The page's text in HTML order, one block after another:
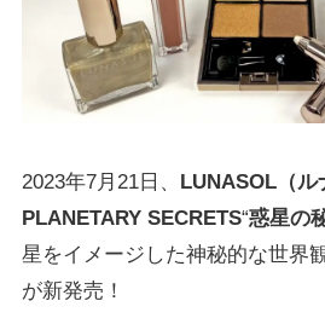
2023年7月21日、 LUNASOL（ル
PLANETARY SECRETS“惑星の
星をイメージした神秘的な世界
が新発売！